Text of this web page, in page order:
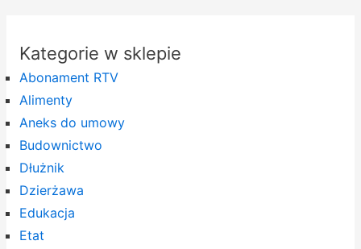
Kategorie w sklepie
Abonament RTV
Alimenty
Aneks do umowy
Budownictwo
Dłużnik
Dzierżawa
Edukacja
Etat